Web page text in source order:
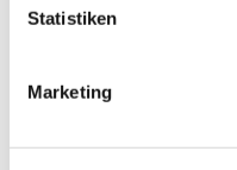
Statistiken
Marketing